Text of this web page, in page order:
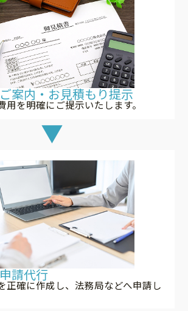
案内・お見積もり提示
用を明確にご提示いたします。
請代行
正確に作成し、法務局などへ申請し